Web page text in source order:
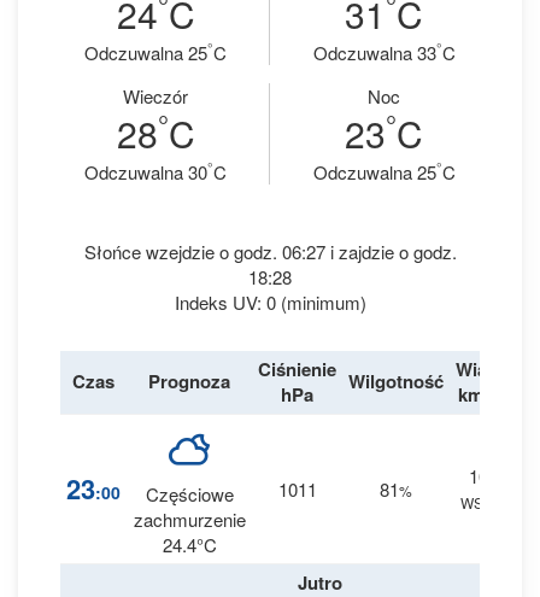
24 C
Odczuwalna 25°C
31 C
Odczuwalna 33°C
Wieczór
28°C
Odczuwalna 30°C
Noc
23°C
Odczuwalna 25°C
Słońce wzejdzie o godz. 06:27 i zajdzie o godz.
18:28
Indeks UV: 0 (minimum)
Czas Prognoza
Ciśnienie
hPa
Wilgotność Wiatr
km/h
23:00
Częściowe
zachmurzenie
24.4°C
1011 81%
10
WSW
Jutro